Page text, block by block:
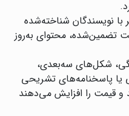
با نویسندگان شناخته‌شده
تضمین‌شده، محتوای به‌روز
شکل‌های سه‌بعدی،
یا پاسخنامه‌های تشریحی
و قیمت را افزایش می‌دهند